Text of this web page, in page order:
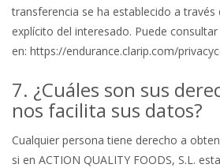
transferencia se ha establecido a través
explícito del interesado. Puede
en: https://endurance.clarip.com/
7. ¿Cuáles son sus
nos facilita sus datos?
Cualquier persona tiene derecho a
si en ACTION QUALITY FOODS, S.L.